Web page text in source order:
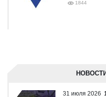
1844
31 июля 2026